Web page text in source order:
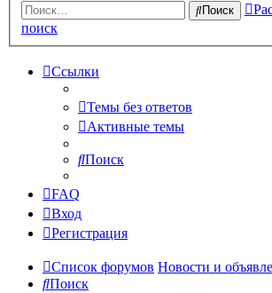
Поиск
поиск
Ссылки
Темы без ответов
Активные темы
Поиск
FAQ
Вход
Регистрация
Список форумов Новости и
Поиск